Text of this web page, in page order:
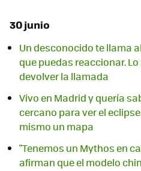
30 junio
Un desconocido te llama
que puedas reaccionar.
devolver la llamada
Vivo en Madrid y quería
cercano para ver el
mismo un mapa
"Tenemos un Mythos en
afirman que el modelo